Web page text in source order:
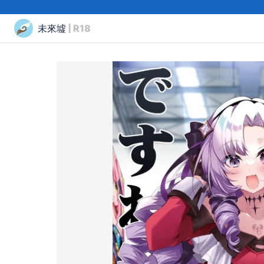
未來墟 | R18